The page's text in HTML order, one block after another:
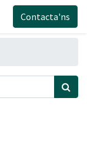
Contacta'ns